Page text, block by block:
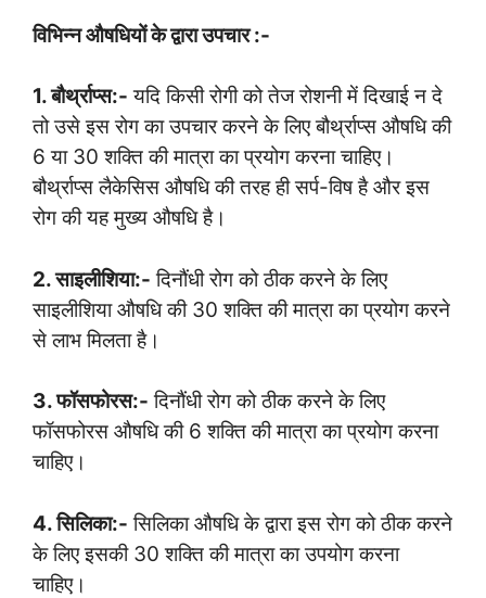
विभिन्न औषधियों के द्वारा उपचार :-
1. बौर्थ्राप्स:- यदि किसी रोगी को तेज रोशनी में दिखाई न दे
तो उसे इस रोग का उपचार करने के लिए बौर्थ्राप्स औषधि की
6 या 30 शक्ति की मात्रा का प्रयोग करना चाहिए।
बौर्थ्राप्स लैकेसिस औषधि की तरह ही सर्प-विष है और इस
रोग की यह मुख्य औषधि है।
2. साइलीशिया:- दिनौंधी रोग को ठीक करने के लिए
साइलीशिया औषधि की 30 शक्ति की मात्रा का प्रयोग करने
से लाभ मिलता है।
3. फॉसफोरस:- दिनौंधी रोग को ठीक करने के लिए
फॉसफोरस औषधि की 6 शक्ति की मात्रा का प्रयोग करना
चाहिए।
4. सिलिका:- सिलिका औषधि के द्वारा इस रोग को ठीक करने
के लिए इसकी 30 शक्ति की मात्रा का उपयोग करना
चाहिए।